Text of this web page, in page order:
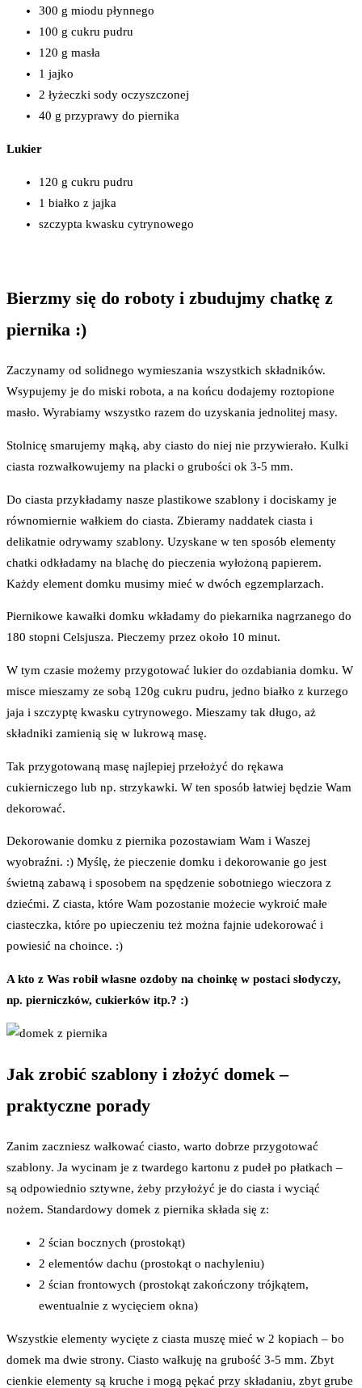
300 g miodu płynnego
100 g cukru pudru
120 g masła
1 jajko
2 łyżeczki sody oczyszczonej
40 g przyprawy do piernika
Lukier
120 g cukru pudru
1 białko z jajka
szczypta kwasku cytrynowego
Bierzmy się do roboty i zbudujmy chatkę z
piernika :)
Zaczynamy od solidnego wymieszania wszystkich składników.
Wsypujemy je do miski robota, a na końcu dodajemy roztopione
masło. Wyrabiamy wszystko razem do uzyskania jednolitej masy.
Stolnicę smarujemy mąką, aby ciasto do niej nie przywierało. Kulki
ciasta rozwałkowujemy na placki o grubości ok 3-5 mm.
Do ciasta przykładamy nasze plastikowe szablony i dociskamy je
równomiernie wałkiem do ciasta. Zbieramy naddatek ciasta i
delikatnie odrywamy szablony. Uzyskane w ten sposób elementy
chatki odkładamy na blachę do pieczenia wyłożoną papierem.
Każdy element domku musimy mieć w dwóch egzemplarzach.
Piernikowe kawałki domku wkładamy do piekarnika nagrzanego do
180 stopni Celsjusza. Pieczemy przez około 10 minut.
W tym czasie możemy przygotować lukier do ozdabiania domku. W
misce mieszamy ze sobą 120g cukru pudru, jedno białko z kurzego
jaja i szczyptę kwasku cytrynowego. Mieszamy tak długo, aż
składniki zamienią się w lukrową masę.
Tak przygotowaną masę najlepiej przełożyć do rękawa
cukierniczego lub np. strzykawki. W ten sposób łatwiej będzie Wam
dekorować.
Dekorowanie domku z piernika pozostawiam Wam i Waszej
wyobraźni. :) Myślę, że pieczenie domku i dekorowanie go jest
świetną zabawą i sposobem na spędzenie sobotniego wieczora z
dziećmi. Z ciasta, które Wam pozostanie możecie wykroić małe
ciasteczka, które po upieczeniu też można fajnie udekorować i
powiesić na choince. :)
A kto z Was robił własne ozdoby na choinkę w postaci słodyczy,
np. pierniczków, cukierków itp.? :)
Jak zrobić szablony i złożyć domek –
praktyczne porady
Zanim zaczniesz wałkować ciasto, warto dobrze przygotować
szablony. Ja wycinam je z twardego kartonu z pudeł po płatkach –
są odpowiednio sztywne, żeby przyłożyć je do ciasta i wyciąć
nożem. Standardowy domek z piernika składa się z:
2 ścian bocznych (prostokąt)
2 elementów dachu (prostokąt o nachyleniu)
2 ścian frontowych (prostokąt zakończony trójkątem,
ewentualnie z wycięciem okna)
Wszystkie elementy wycięte z ciasta muszę mieć w 2 kopiach – bo
domek ma dwie strony. Ciasto wałkuję na grubość 3-5 mm. Zbyt
cienkie elementy są kruche i mogą pękać przy składaniu, zbyt grube